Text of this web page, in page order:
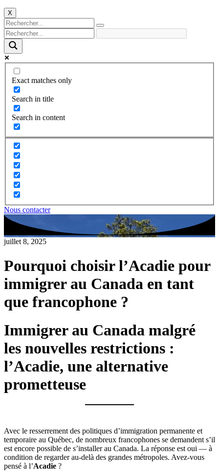
X
Exact matches only
Search in title
Search in content
Nous contacter
juillet 8, 2025
Pourquoi choisir l’Acadie pour
immigrer au Canada en tant
que francophone ?
Immigrer au Canada malgré
les nouvelles restrictions :
l’Acadie, une alternative
prometteuse
Avec le resserrement des politiques d’immigration permanente et
temporaire au Québec, de nombreux francophones se demandent s’il
est encore possible de s’installer au Canada. La réponse est oui — à
condition de regarder au-delà des grandes métropoles. Avez-vous
pensé à l’Acadie ?